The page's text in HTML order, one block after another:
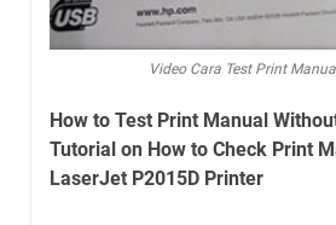
Video Cara Test Print
How to Test Print Manual
Tutorial on How to Check Print
LaserJet P2015D Printer